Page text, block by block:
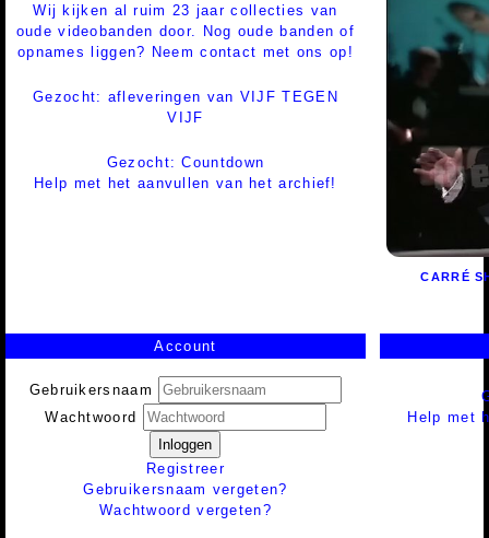
Wij kijken al ruim 23 jaar collecties van
oude videobanden door. Nog oude banden of
opnames liggen? Neem contact met ons op!
Gezocht: afleveringen van VIJF TEGEN
VIJF
Gezocht: Countdown
Help met het aanvullen van het archief!
CARRÉ
Account
Gebruikersnaam
Wachtwoord
Inloggen
Registreer
Gebruikersnaam vergeten?
Wachtwoord vergeten?
Help met